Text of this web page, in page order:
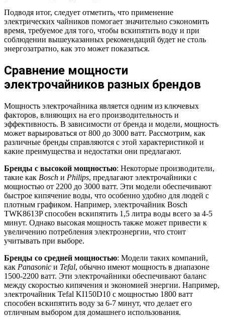
Подводя итог, следует отметить, что применение
электрических чайников помогает значительно сэкономить
время, требуемое для того, чтобы вскипятить воду и при
соблюдении вышеуказанных рекомендаций будет не столь
энергозатратно, как это может показаться.
Сравнение мощности
электрочайников разных брендов
Мощность электрочайника является одним из ключевых
факторов, влияющих на его производительность и
эффективность. В зависимости от бренда и модели, мощность
может варьироваться от 800 до 3000 ватт. Рассмотрим, как
различные бренды справляются с этой характеристикой и
какие преимущества и недостатки они предлагают.
Бренды с высокой мощностью: Некоторые производители,
такие как Bosch и Philips, предлагают электрочайники с
мощностью от 2200 до 3000 ватт. Эти модели обеспечивают
быстрое кипячение воды, что особенно удобно для людей с
плотным графиком. Например, электрочайник Bosch
TWK8613P способен вскипятить 1,5 литра воды всего за 4-5
минут. Однако высокая мощность также может привести к
увеличению потребления электроэнергии, что стоит
учитывать при выборе.
Бренды со средней мощностью: Модели таких компаний,
как Panasonic и Tefal, обычно имеют мощность в диапазоне
1500-2200 ватт. Эти электрочайники обеспечивают баланс
между скоростью кипячения и экономией энергии. Например,
электрочайник Tefal KI150D10 с мощностью 1800 ватт
способен вскипятить воду за 6-7 минут, что делает его
отличным выбором для домашнего использования.